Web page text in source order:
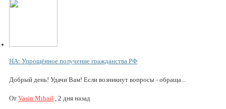
НА: Упрощённое получение гражданства РФ
Добрый день! Удачи Вам! Если возникнут вопросы - обраща...
От Vasin Mihail , 2 дня назад